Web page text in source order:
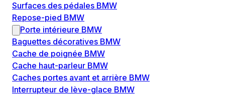
Surfaces des pédales BMW
Repose-pied BMW
Porte intérieure BMW
Baguettes décoratives BMW
Cache de poignée BMW
Cache haut-parleur BMW
Caches portes avant et arrière BMW
Interrupteur de lève-glace BMW